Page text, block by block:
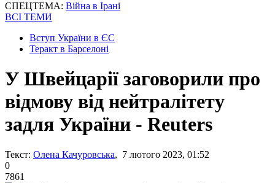
СПЕЦТЕМА: Війна в Ірані
ВСІ ТЕМИ
Вступ України в ЄС
Теракт в Барселоні
У Швейцарії заговорили про
відмову від нейтралітету
задля України - Reuters
Текст: Олена Качуровська, 7 лютого 2023, 01:52
0
7861